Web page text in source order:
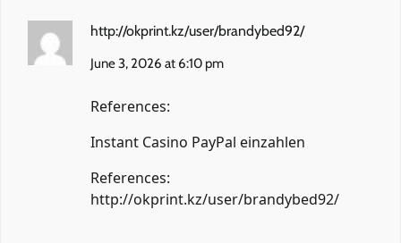
http://okprint.kz/user/brandybed92/
June 3, 2026 at 6:10 pm
References:
Instant Casino PayPal einzahlen
References:
http://okprint.kz/user/brandybed92/